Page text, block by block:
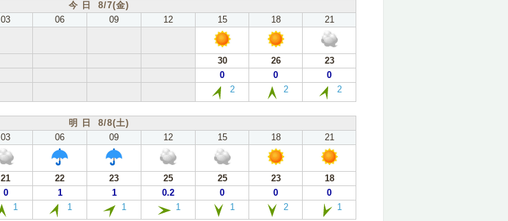
今 日 8/7(金)
03 06 09 12 15 18
21
30 26
23
0 0
0
2 2 2
明 日 8/8(土)
03 06 09 12 15 18
21
21 22 23 25 25 23
18
0 1 1 0.2 0 0
0
1 1 1 1 1 2 1